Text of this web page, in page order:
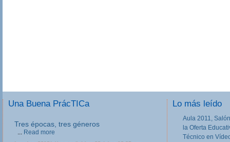
Una Buena PrácTICa
Tres épocas, tres géneros
... Read more
Lo más leído
Aula 2011,
la Oferta
Técnico en